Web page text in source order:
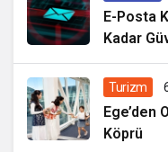
E-Posta
Kadar
Turizm
Ege’den
Köprü